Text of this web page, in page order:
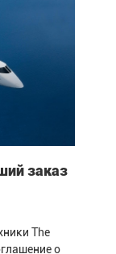
заказ
The
о